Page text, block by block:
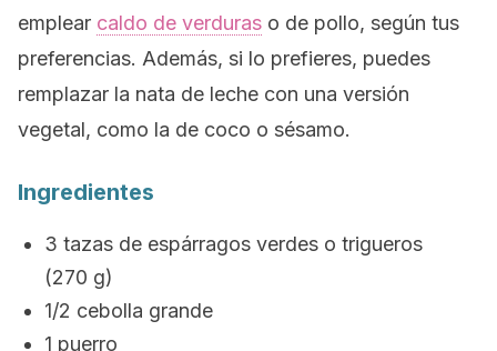
emplear caldo de verduras o de pollo, según tus
preferencias. Además, si lo prefieres, puedes
remplazar la nata de leche con una versión
vegetal, como la de coco o sésamo.
Ingredientes
3 tazas de espárragos verdes o trigueros
(270 g)
1/2 cebolla grande
1 puerro